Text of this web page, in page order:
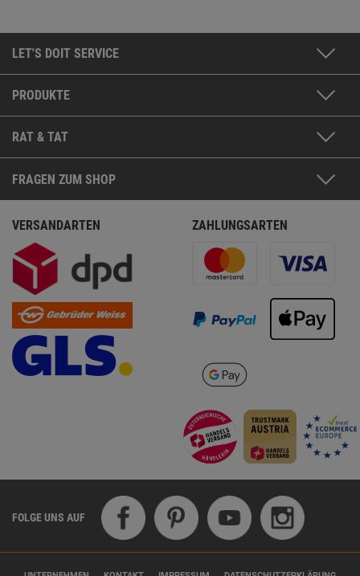
LET'S DOIT SERVICE
PRODUKTE
RAT & TAT
FRAGEN ZUM SHOP
VERSANDARTEN ZAHLUNGSARTEN
FOLGE UNS AUF